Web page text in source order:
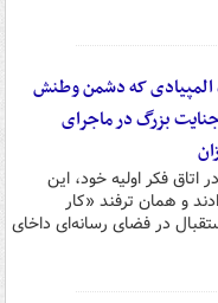
که دشمن وطنش
بزرگ در ماجرای
اتاق فکر اولیه خود، این
و همان ترفند «کار
در فضای رسانه‌ای داخای